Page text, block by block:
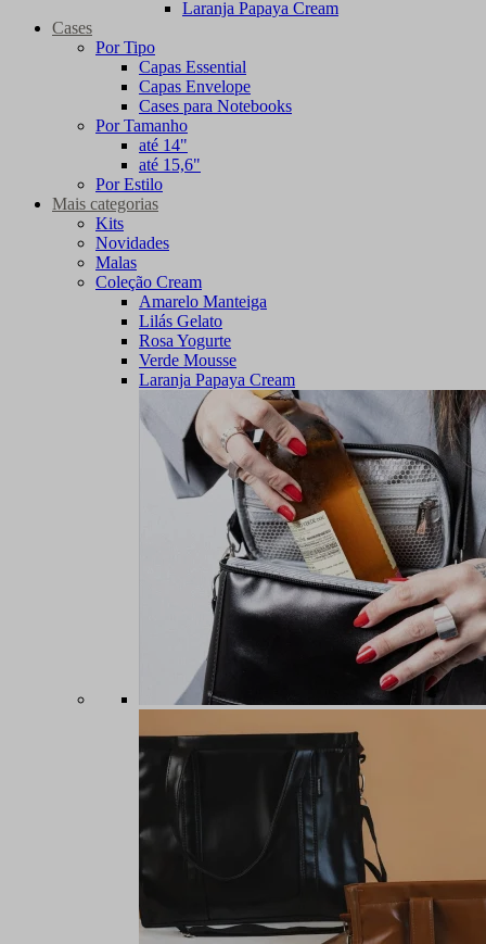
Laranja Papaya Cream
Cases
Por Tipo
Capas Essential
Capas Envelope
Cases para Notebooks
Por Tamanho
até 14"
até 15,6"
Por Estilo
Mais categorias
Kits
Novidades
Malas
Coleção Cream
Amarelo Manteiga
Lilás Gelato
Rosa Yogurte
Verde Mousse
Laranja Papaya Cream